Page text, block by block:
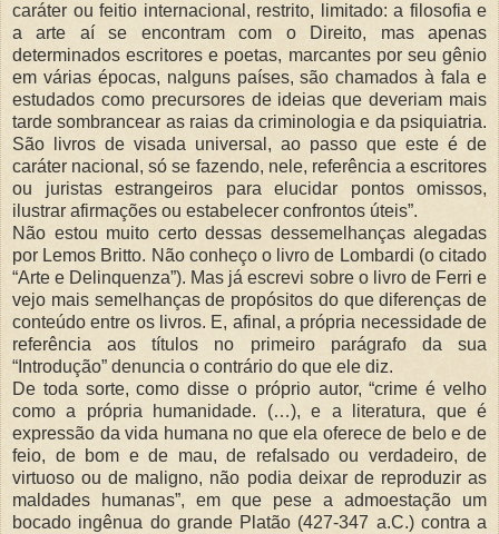
caráter ou feitio internacional, restrito, limitado: a filosofia e
a arte aí se encontram com o Direito, mas apenas
determinados escritores e poetas, marcantes por seu gênio
em várias épocas, nalguns países, são chamados à fala e
estudados como precursores de ideias que deveriam mais
tarde sombrancear as raias da criminologia e da psiquiatria.
São livros de visada universal, ao passo que este é de
caráter nacional, só se fazendo, nele, referência a escritores
ou juristas estrangeiros para elucidar pontos omissos,
ilustrar afirmações ou estabelecer confrontos úteis”.
Não estou muito certo dessas dessemelhanças alegadas
por Lemos Britto. Não conheço o livro de Lombardi (o citado
“Arte e Delinquenza”). Mas já escrevi sobre o livro de Ferri e
vejo mais semelhanças de propósitos do que diferenças de
conteúdo entre os livros. E, afinal, a própria necessidade de
referência aos títulos no primeiro parágrafo da sua
“Introdução” denuncia o contrário do que ele diz.
De toda sorte, como disse o próprio autor, “crime é velho
como a própria humanidade. (…), e a literatura, que é
expressão da vida humana no que ela oferece de belo e de
feio, de bom e de mau, de refalsado ou verdadeiro, de
virtuoso ou de maligno, não podia deixar de reproduzir as
maldades humanas”, em que pese a admoestação um
bocado ingênua do grande Platão (427-347 a.C.) contra a